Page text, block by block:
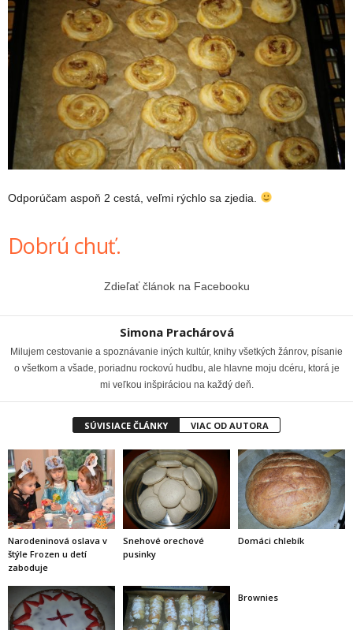
Odporúčam aspoň 2 cestá, veľmi rýchlo sa zjedia.
Dobrú chuť.
Zdieľať článok na Facebooku
Simona Prachárová
Milujem cestovanie a spoznávanie iných kultúr, knihy všetkých žánrov, písanie
o všetkom a všade, poriadnu rockovú hudbu, ale hlavne moju dcéru, ktorá je
mi veľkou inšpiráciou na každý deň.
SÚVISIACE ČLÁNKY VIAC OD AUTORA
Narodeninová oslava v
štýle Frozen u detí
zaboduje
Snehové orechové
pusinky
Domáci chlebík
Brownies